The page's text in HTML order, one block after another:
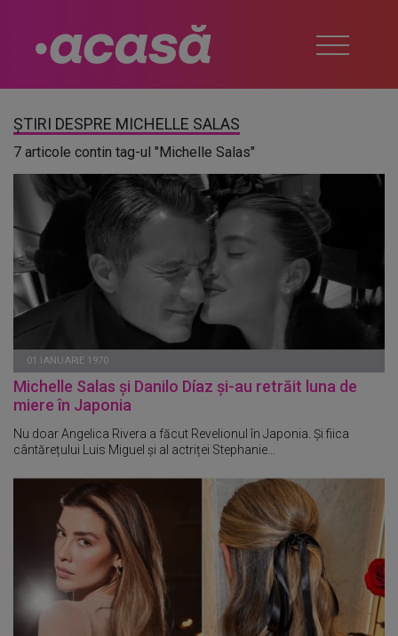
ȘTIRI DESPRE MICHELLE SALAS
7 articole contin tag-ul "Michelle Salas"
01 IANUARIE 1970
Michelle Salas și Danilo Díaz și-au retrăit luna de
miere în Japonia
Nu doar Angelica Rivera a făcut Revelionul în Japonia. Și fiica
cântărețului Luis Miguel și al actriței Stephanie...